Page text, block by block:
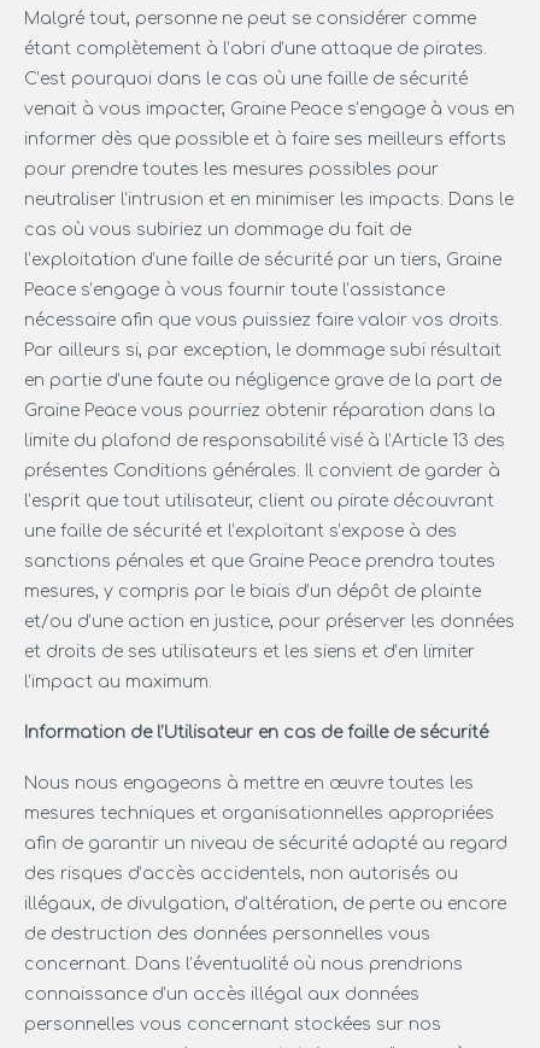
Malgré tout, personne ne peut se considérer comme
étant complètement à l’abri d’une attaque de pirates.
C’est pourquoi dans le cas où une faille de sécurité
venait à vous impacter, Graine Peace s’engage à vous en
informer dès que possible et à faire ses meilleurs efforts
pour prendre toutes les mesures possibles pour
neutraliser l’intrusion et en minimiser les impacts. Dans le
cas où vous subiriez un dommage du fait de
l’exploitation d’une faille de sécurité par un tiers, Graine
Peace s’engage à vous fournir toute l’assistance
nécessaire afin que vous puissiez faire valoir vos droits.
Par ailleurs si, par exception, le dommage subi résultait
en partie d’une faute ou négligence grave de la part de
Graine Peace vous pourriez obtenir réparation dans la
limite du plafond de responsabilité visé à l’Article 13 des
présentes Conditions générales. Il convient de garder à
l’esprit que tout utilisateur, client ou pirate découvrant
une faille de sécurité et l’exploitant s’expose à des
sanctions pénales et que Graine Peace prendra toutes
mesures, y compris par le biais d’un dépôt de plainte
et/ou d’une action en justice, pour préserver les données
et droits de ses utilisateurs et les siens et d’en limiter
l’impact au maximum.
Information de l’Utilisateur en cas de faille de sécurité
Nous nous engageons à mettre en œuvre toutes les
mesures techniques et organisationnelles appropriées
afin de garantir un niveau de sécurité adapté au regard
des risques d’accès accidentels, non autorisés ou
illégaux, de divulgation, d’altération, de perte ou encore
de destruction des données personnelles vous
concernant. Dans l’éventualité où nous prendrions
connaissance d’un accès illégal aux données
personnelles vous concernant stockées sur nos